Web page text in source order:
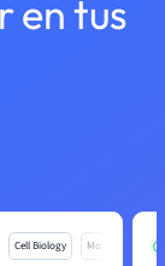
en tus
Cell Biology Mo